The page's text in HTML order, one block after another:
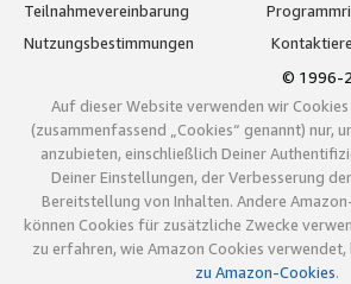
Teilnahmevereinbarung
Nutzungsbestimmungen
© 1996-
Auf dieser Website verwenden wir
(zusammenfassend „Cookies“ genannt) nur,
anzubieten, einschließlich Deiner
Deiner Einstellungen, der Verbesserung
Bereitstellung von Inhalten. Andere
können Cookies für zusätzliche Zwecke
zu erfahren, wie Amazon Cookies
zu Amazon-Cookies.